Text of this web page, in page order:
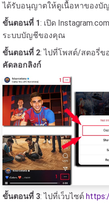
ได้รับอนุญาตให้ดูเนื้อหาของบั
ขั้นตอนที่ 1: เปิด
ระบบบัญชีของคุณ
ขั้นตอนที่ 2: ไปที่โพสต์/สตอรี่
คัดลอกลิงก์
ขั้นตอนที่ 3: ไปที่เว็บไซต์